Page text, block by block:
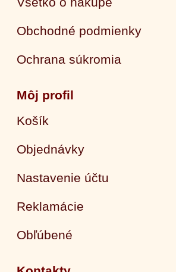
Obchodné podmienky
Ochrana súkromia
Môj profil
Košík
Objednávky
Nastavenie účtu
Reklamácie
Obľúbené